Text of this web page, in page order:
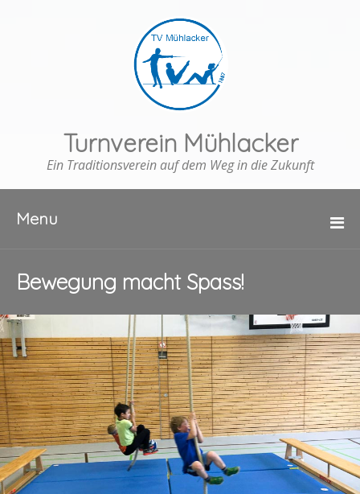
Turnverein Mühlacker
Ein Traditionsverein auf dem Weg in die Zukunft
Menu
Bewegung macht Spass!